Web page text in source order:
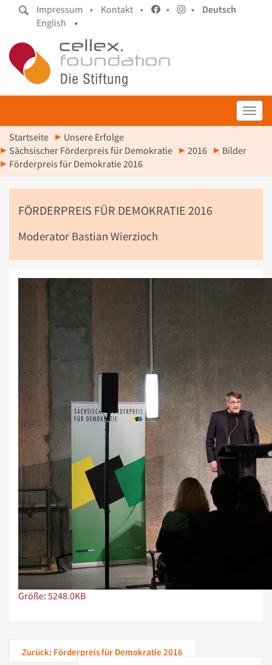
Impressum • Kontakt • • •
Deutsch
English
•
Startseite
Unsere Erfolge
Sächsischer Förderpreis für Demokratie
2016
Bilder
Förderpreis für Demokratie 2016
FÖRDERPREIS FÜR DEMOKRATIE 2016
Moderator Bastian Wierzioch
Zeige Bild in voller Größe…
Größe: 5248.0KB
Zurück: Förderpreis für Demokratie 2016